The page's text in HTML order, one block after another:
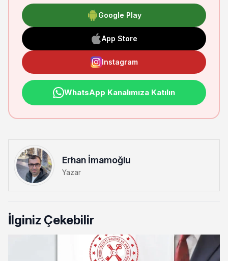
Google Play
App Store
Instagram
WhatsApp Kanalımıza Katılın
Erhan İmamoğlu
Yazar
İlginiz Çekebilir